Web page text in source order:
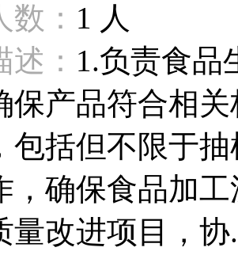
： 1 人
： 1.负责食品
保产品符合相
包括但不限于
，确保食品加
量改进项目，协